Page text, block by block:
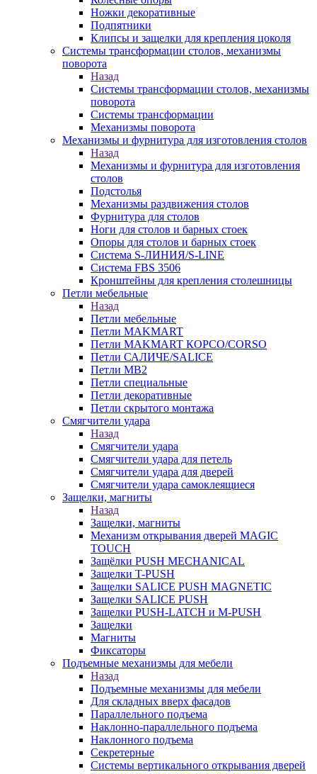
Ножки декоративные
Подпятники
Клипсы и защелки для крепления цоколя
Системы трансформации столов, механизмы
поворота
Назад
Системы трансформации столов, механизмы
поворота
Системы трансформации
Механизмы поворота
Механизмы и фурнитура для изготовления столов
Назад
Механизмы и фурнитура для изготовления
столов
Подстолья
Механизмы раздвижения столов
Фурнитура для столов
Ноги для столов и барных стоек
Опоры для столов и барных стоек
Система S-ЛИНИЯ/S-LINE
Система FBS 3506
Кронштейны для крепления столешницы
Петли мебельные
Назад
Петли мебельные
Петли MAKMART
Петли MAKMART КОРСО/CORSO
Петли САЛИЧЕ/SALICE
Петли MB2
Петли специальные
Петли декоративные
Петли скрытого монтажа
Смягчители удара
Назад
Смягчители удара
Смягчители удара для петель
Смягчители удара для дверей
Cмягчители удара самоклеящиеся
Защелки, магниты
Назад
Защелки, магниты
Механизм открывания дверей MAGIC
TOUCH
Защёлки PUSH MECHANICAL
Защелки T-PUSH
Защелки SALICE PUSH MAGNETIC
Защелки SALICE PUSH
Защелки PUSH-LATCH и M-PUSH
Защелки
Магниты
Фиксаторы
Подъемные механизмы для мебели
Назад
Подъемные механизмы для мебели
Для складных вверх фасадов
Параллельного подъема
Наклонно-параллельного подъема
Наклонного подъема
Секретерные
Системы вертикального открывания дверей